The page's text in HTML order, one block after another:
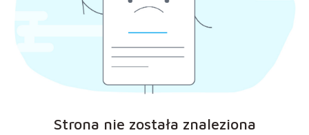
Strona nie została znaleziona